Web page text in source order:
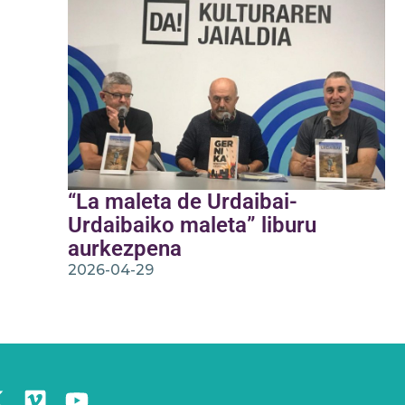
“La maleta de Urdaibai-
Urdaibaiko maleta” liburu
aurkezpena
2026-04-29